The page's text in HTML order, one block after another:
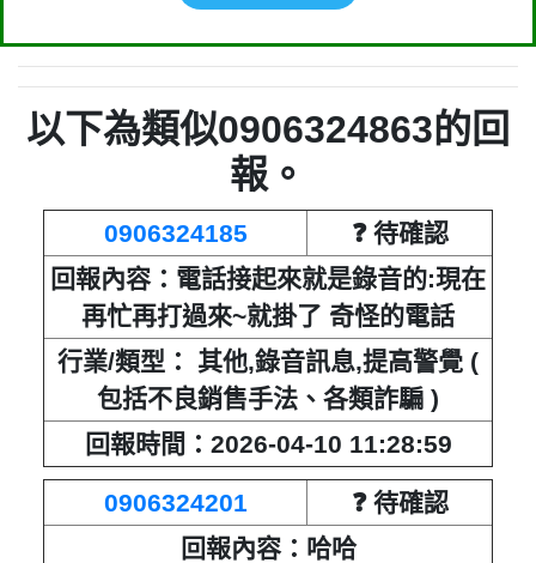
以下為類似0906324863的回
報。
0906324185
❓ 待確認
回報內容：電話接起來就是錄音的:現在
再忙再打過來~就掛了 奇怪的電話
行業/類型： 其他,錄音訊息,提高警覺 (
包括不良銷售手法、各類詐騙 )
回報時間：2026-04-10 11:28:59
0906324201
❓ 待確認
回報內容：哈哈